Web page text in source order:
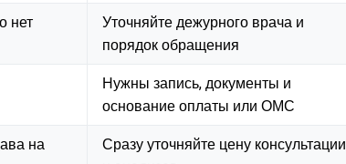
нет
Уточняйте дежурного врача и
порядок обращения
Нужны запись, документы и
основание оплаты или ОМС
на
Сразу уточняйте цену консультации